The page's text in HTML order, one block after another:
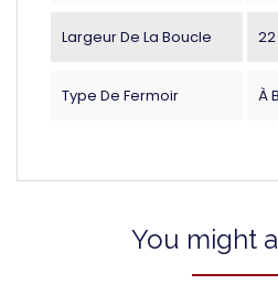
Largeur De La Boucle
Type De Fermoir À
You might